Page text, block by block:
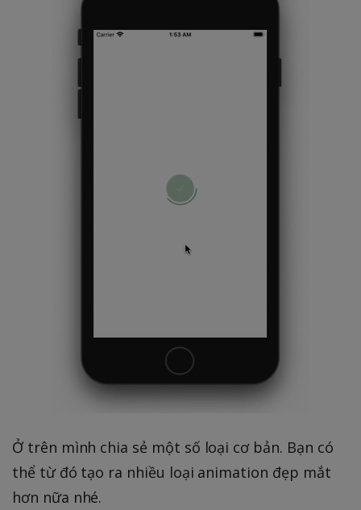
Ở trên mình chia sẻ một số loại cơ bản. Bạn có
thể từ đó tạo ra nhiều loại animation đẹp mắt
hơn nữa nhé.